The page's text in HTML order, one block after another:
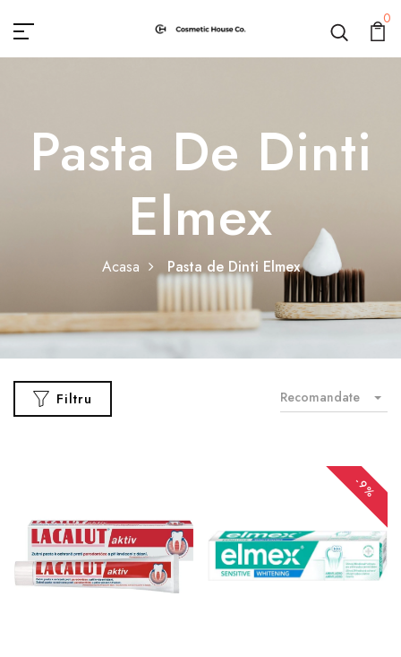
0
Pasta De Dinti
Elmex
Acasa Pasta de Dinti Elmex
Filtru Recomandate
-9%